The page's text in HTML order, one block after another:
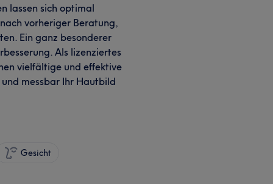
lassen sich optimal
vorheriger Beratung,
Ein ganz besonderer
Als lizenziertes
vielfältige und effektive
messbar Ihr Hautbild
Gesicht